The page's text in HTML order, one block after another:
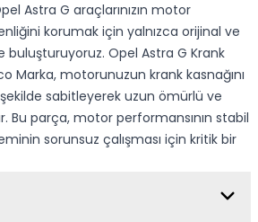
Astra G araçlarınızın motor
korumak için yalnızca orijinal ve
buluşturuyoruz. Opel Astra G Krank
Marka, motorunuzun krank kasnağını
sabitleyerek uzun ömürlü ve
Bu parça, motor performansının stabil
sorunsuz çalışması için kritik bir